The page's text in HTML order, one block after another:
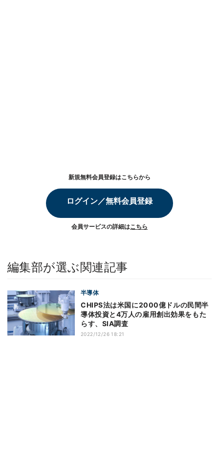
新規無料会員登録はこちらから
ログイン／無料会員登録
会員サービスの詳細はこちら
編集部が選ぶ関連記事
半導体
CHIPS法は米国に2000億ドルの民間半
導体投資と4万人の雇用創出効果をもた
らす、SIA調査
2022/12/26 18:21